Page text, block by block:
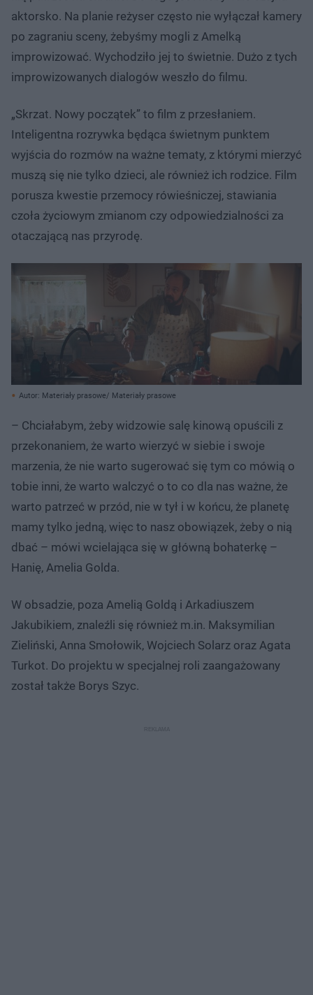
aktorsko. Na planie reżyser często nie wyłączał kamery
po zagraniu sceny, żebyśmy mogli z Amelką
improwizować. Wychodziło jej to świetnie. Dużo z tych
improwizowanych dialogów weszło do filmu.
„Skrzat. Nowy początek” to film z przesłaniem.
Inteligentna rozrywka będąca świetnym punktem
wyjścia do rozmów na ważne tematy, z którymi mierzyć
muszą się nie tylko dzieci, ale również ich rodzice. Film
porusza kwestie przemocy rówieśniczej, stawiania
czoła życiowym zmianom czy odpowiedzialności za
otaczającą nas przyrodę.
Autor: Materiały prasowe/ Materiały prasowe
– Chciałabym, żeby widzowie salę kinową opuścili z
przekonaniem, że warto wierzyć w siebie i swoje
marzenia, że nie warto sugerować się tym co mówią o
tobie inni, że warto walczyć o to co dla nas ważne, że
warto patrzeć w przód, nie w tył i w końcu, że planetę
mamy tylko jedną, więc to nasz obowiązek, żeby o nią
dbać – mówi wcielająca się w główną bohaterkę –
Hanię, Amelia Golda.
W obsadzie, poza Amelią Goldą i Arkadiuszem
Jakubikiem, znaleźli się również m.in. Maksymilian
Zieliński, Anna Smołowik, Wojciech Solarz oraz Agata
Turkot. Do projektu w specjalnej roli zaangażowany
został także Borys Szyc.